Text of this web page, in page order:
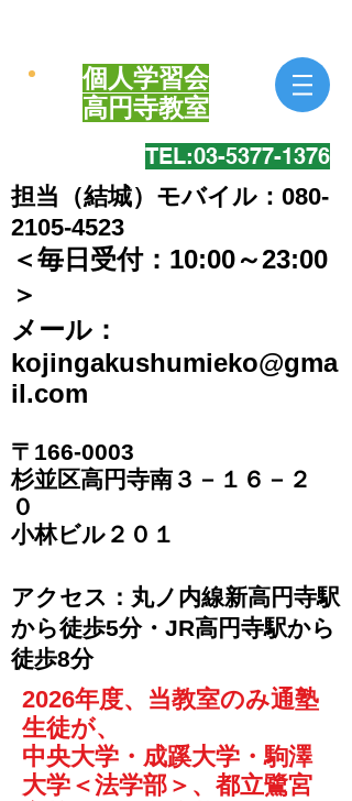
個人学習会
​高円寺教室
TEL:​03-5377-1376
担当（結城）モバイル：080-
2105-4523
＜毎日受付：10:00～23:00
＞
​メール：
kojingakushumieko@gma
il.com
〒166-0003
​杉並区高円寺南３－１６－２
０
​小林ビル２０１
​アクセス：丸ノ内線新高円寺駅
から徒歩5分・JR高円寺駅から
徒歩8分
2026年度、当教室のみ通塾
生徒が、
中央大学・成蹊大学・駒澤
大学＜法学部＞、都立鷺宮